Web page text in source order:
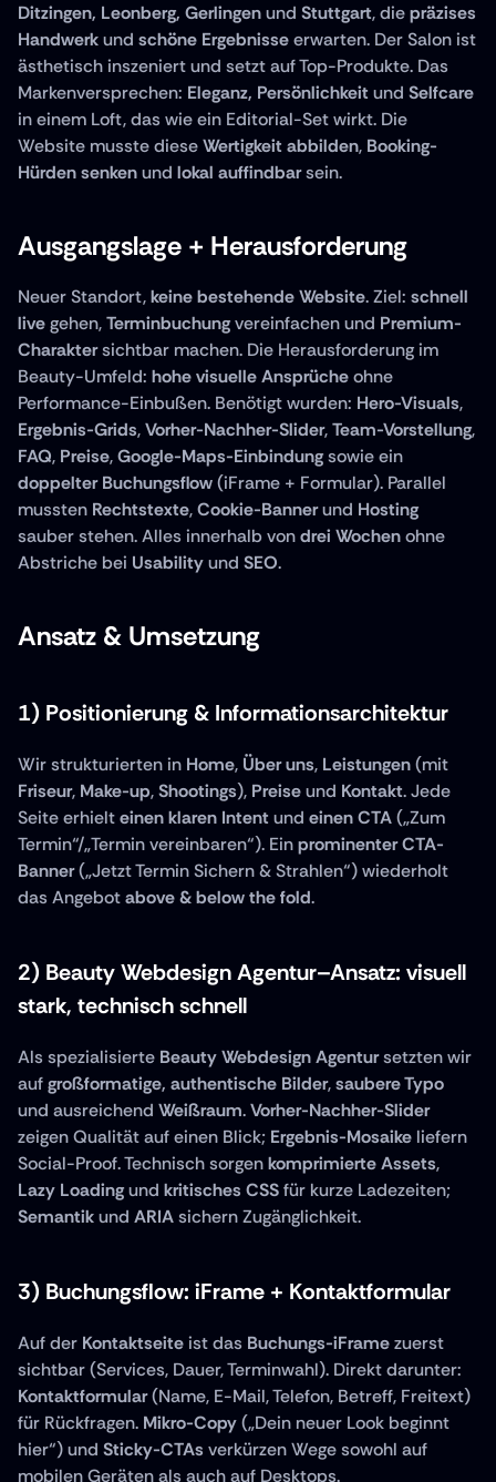
Ditzingen, Leonberg, Gerlingen und Stuttgart, die präzises
Handwerk und schöne Ergebnisse erwarten. Der Salon ist
ästhetisch inszeniert und setzt auf Top-Produkte. Das
Markenversprechen: Eleganz, Persönlichkeit und Selfcare
in einem Loft, das wie ein Editorial-Set wirkt. Die
Website musste diese Wertigkeit abbilden, Booking-
Hürden senken und lokal auffindbar sein.
Ausgangslage + Herausforderung
Neuer Standort, keine bestehende Website. Ziel: schnell
live gehen, Terminbuchung vereinfachen und Premium-
Charakter sichtbar machen. Die Herausforderung im
Beauty-Umfeld: hohe visuelle Ansprüche ohne
Performance-Einbußen. Benötigt wurden: Hero-Visuals
Ergebnis-Grids, Vorher-Nachher-Slider, Team-Vorstellung
FAQ, Preise, Google-Maps-Einbindung
doppelter Buchungsflow (iFrame + Formular). Parallel
mussten Rechtstexte, Cookie-Banner und Hosting
sauber stehen. Alles innerhalb von drei Wochen ohne
Abstriche bei Usability und SEO.
Ansatz & Umsetzung
1) Positionierung & Informationsarchitektur
Wir strukturierten in Home, Über uns, Leistungen
Friseur, Make-up, Shootings), Preise und Kontakt. Jede
Seite erhielt einen klaren Intent und einen CTA („Zum
Termin“/„Termin vereinbaren“). Ein prominenter CTA-
Banner („Jetzt Termin Sichern & Strahlen“) wiederholt
das Angebot above & below the fold.
2) Beauty Webdesign Agentur–Ansatz: visuell
stark, technisch schnell
Als spezialisierte Beauty Webdesign Agentur setzten wir
auf großformatige, authentische Bilder, saubere Typo
und ausreichend Weißraum. Vorher-Nachher-Slider
zeigen Qualität auf einen Blick; Ergebnis-Mosaike liefern
Social-Proof. Technisch sorgen komprimierte Assets
Lazy Loading und kritisches CSS
Semantik und ARIA sichern Zugänglichkeit.
3) Buchungsflow: iFrame + Kontaktformular
Auf der Kontaktseite ist das Buchungs-iFrame zuerst
Kontaktformular (Name, E-Mail, Telefon, Betreff, Freitext)
für Rückfragen. Mikro-Copy („Dein neuer Look beginnt
hier“) und Sticky-CTAs verkürzen Wege sowohl auf
mobilen Geräten als auch auf Desktops.